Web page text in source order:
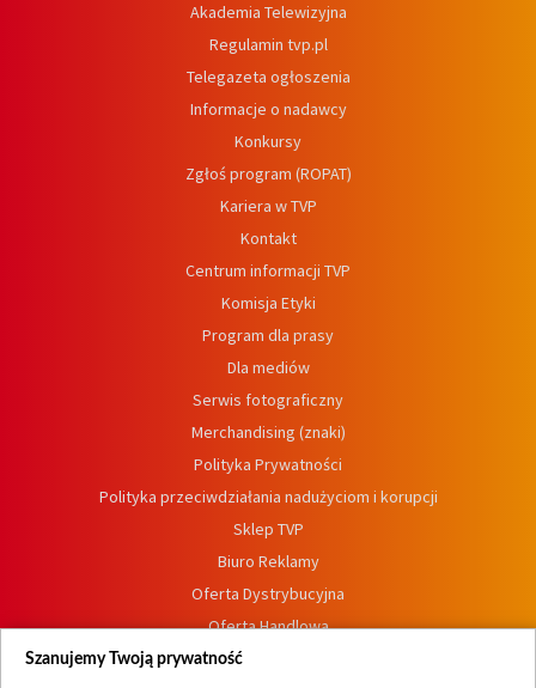
Akademia Telewizyjna
Regulamin tvp.pl
Telegazeta ogłoszenia
Informacje o nadawcy
Konkursy
Zgłoś program (ROPAT)
Kariera w TVP
Kontakt
Centrum informacji TVP
Komisja Etyki
Program dla prasy
Dla mediów
Serwis fotograficzny
Merchandising (znaki)
Polityka Prywatności
Polityka przeciwdziałania nadużyciom i korupcji
Sklep TVP
Biuro Reklamy
Oferta Dystrybucyjna
Oferta Handlowa
Dostępność
Szanujemy Twoją prywatność